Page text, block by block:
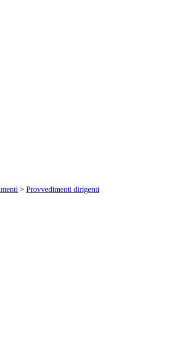
> Provvedimenti dirigenti